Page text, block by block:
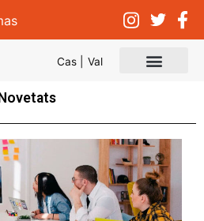
Cas | Val
Novetats